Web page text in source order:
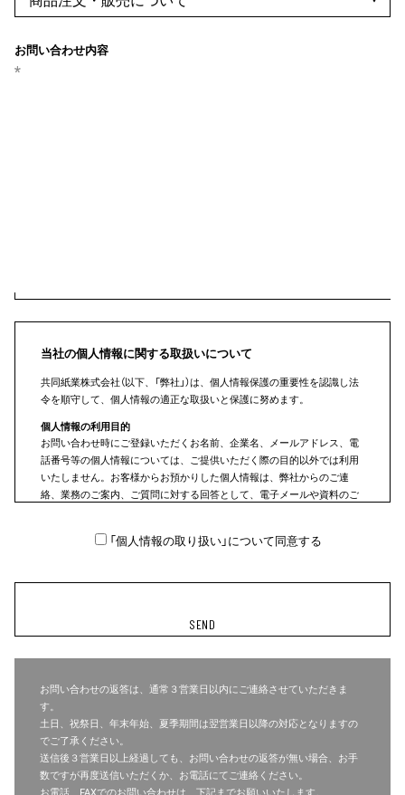
お問い合わせ内容
当社の個人情報に関する取扱いについて
共同紙業株式会社（以下、「弊社」）は、個人情報保護の重要性を認識し法
令を順守して、個人情報の適正な取扱いと保護に努めます。
個人情報の利用目的
お問い合わせ時にご登録いただくお名前、企業名、メールアドレス、電
話番号等の個人情報については、ご提供いただく際の目的以外では利用
いたしません。お客様からお預かりした個人情報は、弊社からのご連
絡、業務のご案内、ご質問に対する回答として、電子メールや資料のご
個人情報の第三者への提供
弊社は、個人情報を正確かつ最新の状態に保ち、個人情報の紛失、破
管理を行います。
ご本人の照会
弊社は、お客様がご本人の個人情報の照会、修正または削除をご希望さ
れる場合は、ご本人であることを確認させていただいたうえで、速やか
に対応させていただきます。
<お問合せ先>
「個人情報の取り扱い」について同意する
お問い合わせの返答は、通常３営業日以内にご連絡させていただきま
す。
土日、祝祭日、年末年始、夏季期間は翌営業日以降の対応となりますの
でご了承ください。
送信後３営業日以上経過しても、お問い合わせの返答が無い場合、お手
数ですが再度送信いただくか、お電話にてご連絡ください。
お電話、FAXでのお問い合わせは、下記までお願いいたします。